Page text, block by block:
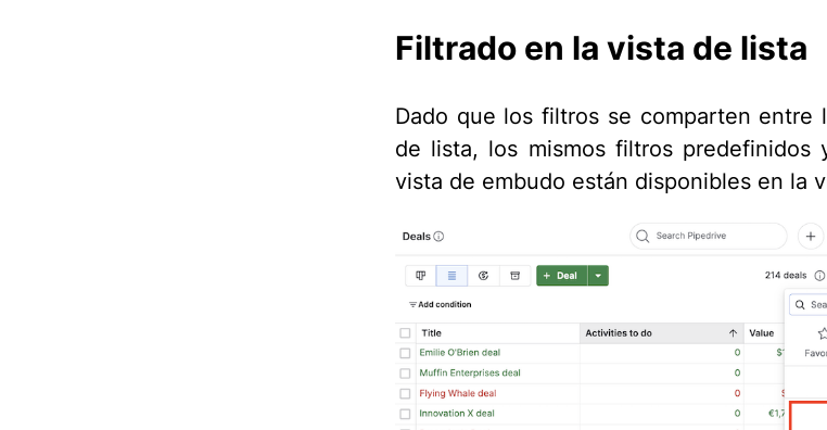
Filtrado en la vista de lista
Dado que los filtros se comparten entre
de lista, los mismos filtros predefinidos
vista de embudo están disponibles en la